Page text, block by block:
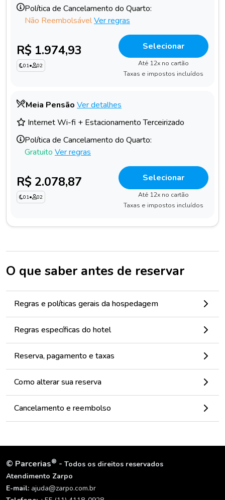
Política de Cancelamento do Quarto:
Não ReembolsávelVer regras
R$ 1.974,93
01• 02
Selecionar
Até 12x no cartão
Taxas e impostos incluídos
Meia Pensão Ver detalhes
Internet Wi-fi + Estacionamento Terceirizado
Política de Cancelamento do Quarto:
Gratuito Ver regras
R$ 2.078,87
01• 02
Selecionar
Até 12x no cartão
Taxas e impostos incluídos
O que saber antes de reservar
Regras e políticas gerais da hospedagem
Regras específicas do hotel
Reserva, pagamento e taxas
Como alterar sua reserva
Cancelamento e reembolso
© Parcerias® - Todos os direitos reservados
Atendimento Zarpo
E-mail: ajuda@zarpo.com.br